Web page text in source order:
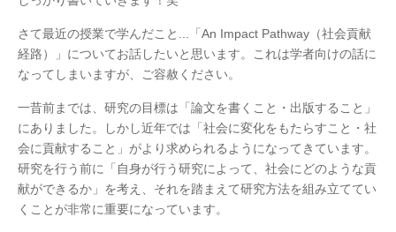
さて最近の授業で学んだこと...「An Impact Pathway（社会貢献
経路）」についてお話したいと思います。これは学者向けの話に
なってしまいますが、ご容赦ください。
一昔前までは、研究の目標は「論文を書くこと・出版すること」
にありました。しかし近年では「社会に変化をもたらすこと・社
会に貢献すること」がより求められるようになってきています。
研究を行う前に「自身が行う研究によって、社会にどのような貢
献ができるか」を考え、それを踏まえて研究方法を組み立ててい
くことが非常に重要になっています。